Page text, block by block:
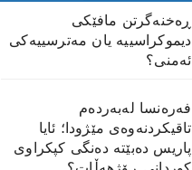
ڕەخنەگرتن مافێکی
دیموکراسییە یان مەترسییەکی
ئەمنی؟
فەرەنسا لەبەردەم
تاقیکردنەوەی مێژودا؛ ئایا
پاریس دەبێتە دەنگی کپکراوی